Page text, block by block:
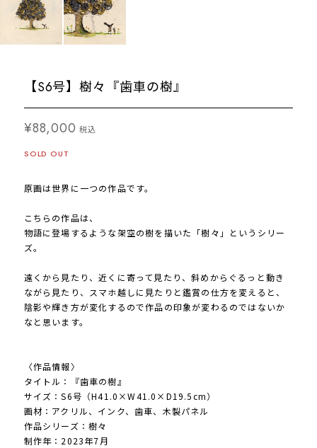
【S6号】樹々『歯車の樹』
¥88,000 税込
SOLD OUT
原画は世界に一つの作品です。
こちらの作品は、
物語に登場するような架空の樹を描いた「樹々」というシリー
ズ。
遠くから見たり、近くに寄って見たり、斜めからぐるっと動き
ながら見たり、スマホ越しに見たりと鑑賞の仕方を変えると、
陰影や輝き方が変化するので作品の印象が変わるのではないか
なと思います。
〈作品情報〉
タイトル：『歯車の樹』
サイズ：S6号（H41.0×W41.0×D19.5cm）
画材：アクリル、インク、歯車、木製パネル
作品シリーズ：樹々
制作年：2023年7月